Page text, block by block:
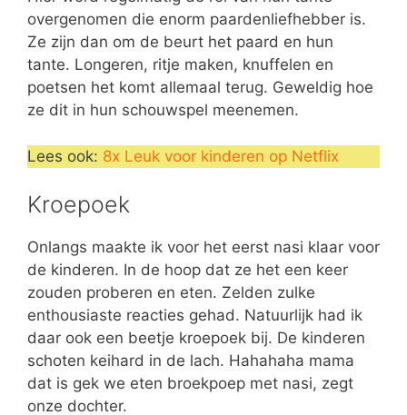
overgenomen die enorm paardenliefhebber is.
Ze zijn dan om de beurt het paard en hun
tante. Longeren, ritje maken, knuffelen en
poetsen het komt allemaal terug. Geweldig hoe
ze dit in hun schouwspel meenemen.
Lees ook: 8x Leuk voor kinderen op Netflix
Kroepoek
Onlangs maakte ik voor het eerst nasi klaar voor
de kinderen. In de hoop dat ze het een keer
zouden proberen en eten. Zelden zulke
enthousiaste reacties gehad. Natuurlijk had ik
daar ook een beetje kroepoek bij. De kinderen
schoten keihard in de lach. Hahahaha mama
dat is gek we eten broekpoep met nasi, zegt
onze dochter.